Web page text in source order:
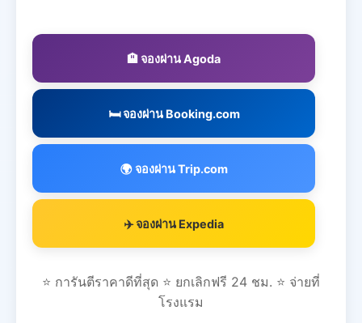
🏨 จองผ่าน Agoda
🛏️ จองผ่าน Booking.com
🌍 จองผ่าน Trip.com
✈️ จองผ่าน Expedia
⭐ การันตีราคาดีที่สุด ⭐ ยกเลิกฟรี 24 ชม. ⭐ จ่ายที่
โรงแรม